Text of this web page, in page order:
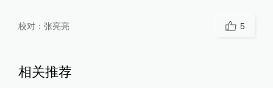
校对： 张亮亮 5
相关推荐